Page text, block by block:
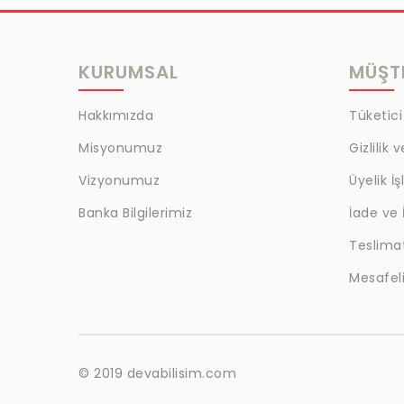
MRC
BİLKAT
BHD
EGM
MYCRAFT
WRT
BEST
KURUMSAL
Hakkımızda
Misyonumuz
Vizyonumuz
Banka Bilgilerimiz
Tüketici
Gizlilik
Üyelik
İade ve
© 2019 devabilisim.com